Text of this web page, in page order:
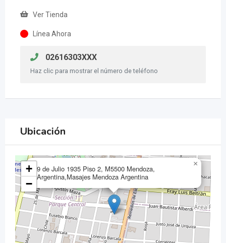
Ver Tienda
Línea Ahora
02616303XXX
Haz clic para mostrar el número de teléfono
Ubicación
9 de Julio 1935 Piso 2, M5500 Mendoza,
Argentina,Masajes Mendoza Argentina
×
+
−